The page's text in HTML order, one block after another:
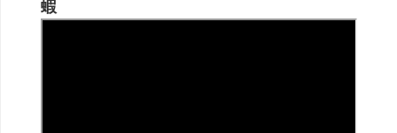
蝦